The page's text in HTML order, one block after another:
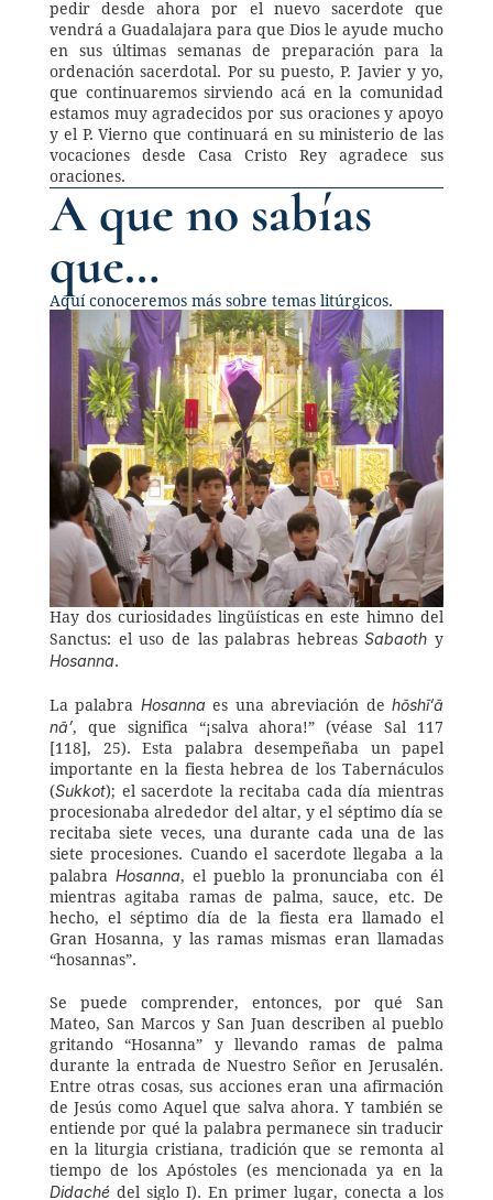
pedir desde ahora por el nuevo sacerdote que
vendrá a Guadalajara para que Dios le ayude mucho
en sus últimas semanas de preparación para la
ordenación sacerdotal. Por su puesto, P. Javier y yo,
que continuaremos sirviendo acá en la comunidad
estamos muy agradecidos por sus oraciones y apoyo
y el P. Vierno que continuará en su ministerio de las
vocaciones desde Casa Cristo Rey agradece sus
oraciones.
A que no sabías
que…
Aquí conoceremos más sobre temas litúrgicos.
Hay dos curiosidades lingüísticas en este himno del
Sanctus: el uso de las palabras hebreas Sabaoth
Hosanna.
La palabra Hosanna es una abreviación de hōshī‘ā
nā’, que significa “¡salva ahora!” (véase Sal 117
[118], 25). Esta palabra desempeñaba un papel
importante en la fiesta hebrea de los Tabernáculos
(Sukkot); el sacerdote la recitaba cada día mientras
procesionaba alrededor del altar, y el séptimo día se
recitaba siete veces, una durante cada una de las
siete procesiones. Cuando el sacerdote llegaba a la
palabra Hosanna, el pueblo la pronunciaba con él
mientras agitaba ramas de palma, sauce, etc. De
hecho, el séptimo día de la fiesta era llamado el
Gran Hosanna, y las ramas mismas eran llamadas
“hosannas”.
Se puede comprender, entonces, por qué San
Mateo, San Marcos y San Juan describen al pueblo
gritando “Hosanna” y llevando ramas de palma
durante la entrada de Nuestro Señor en Jerusalén.
Entre otras cosas, sus acciones eran una afirmación
de Jesús como Aquel que salva ahora. Y también se
entiende por qué la palabra permanece sin traducir
en la liturgia cristiana, tradición que se remonta al
Didaché del siglo I). En primer lugar, conecta a los